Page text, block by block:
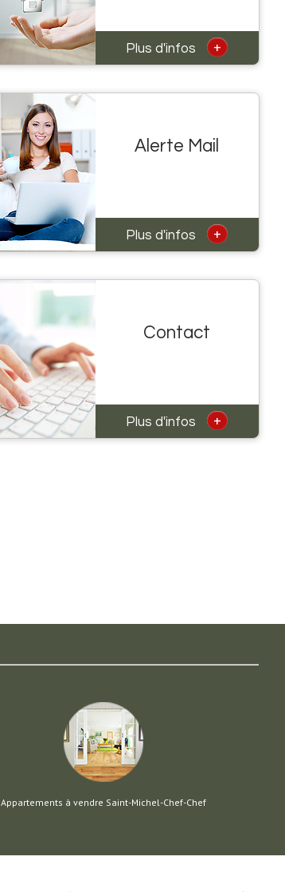
Plus d'infos +
Alerte Mail
Plus d'infos +
Contact
Plus d'infos +
Appartements à vendre Saint-Michel-Chef-Chef